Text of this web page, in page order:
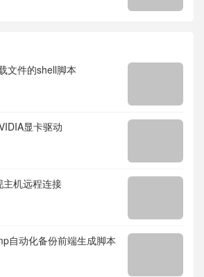
文件的shell脚本
显卡驱动
机远程连接
自动化备份前端生成脚本